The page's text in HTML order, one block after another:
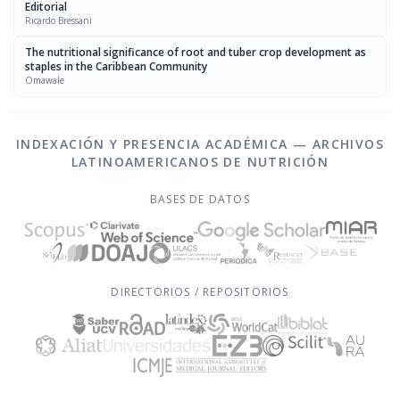
Editorial
Ricardo Bressani
The nutritional significance of root and tuber crop development as
staples in the Caribbean Community
Omawale
INDEXACIÓN Y PRESENCIA ACADÉMICA — ARCHIVOS
LATINOAMERICANOS DE NUTRICIÓN
BASES DE DATOS
DIRECTORIOS / REPOSITORIOS